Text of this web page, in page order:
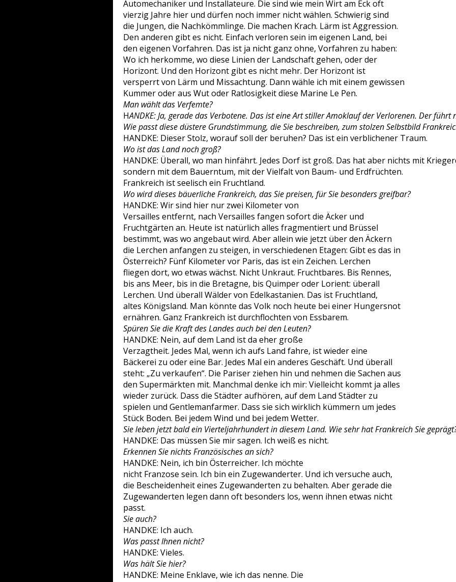
Automechaniker und Installateure. Die sind wie mein Wirt am Eck oft
vierzig Jahre hier und dürfen noch immer nicht wählen. Schwierig sind
die Jungen, die Nachkömmlinge. Die machen Krach. Lärm ist Aggression.
Den anderen gibt es nicht. Einfach verloren sein im eigenen Land, bei
den eigenen Vorfahren. Das ist ja nicht ganz ohne, Vorfahren zu haben:
Wo ich herkomme, wo diese Linien der Landschaft gehen, oder der
Horizont. Und den Horizont gibt es nicht mehr. Der Horizont ist
versperrt von Lärm und Missachtung. Dann wähle ich mit einem gewissen
Kummer oder aus Wut oder Ratlosigkeit diese Marine Le Pen.
Man wählt das Verfemte?
HANDKE: Ja, gerade das Verbotene. Das ist eine Art stiller Amoklauf der Verlorenen. Der führt
Wie passt diese düstere Grundstimmung, die Sie beschreiben, zum stolzen Selbstbild
HANDKE: Dieser Stolz, worauf soll der beruhen? Das ist ein verblichener Traum.
Wo ist das Land noch groß?
HANDKE: Überall, wo man hinfährt. Jedes Dorf ist groß. Das hat aber nichts mit
sondern mit dem Bauerntum, mit der Vielfalt von Baum- und Erdfrüchten.
Frankreich ist seelisch ein Fruchtland.
Wo wird dieses bäuerliche Frankreich, das Sie preisen, für Sie besonders greifbar?
HANDKE: Wir sind hier nur zwei Kilometer von
Versailles entfernt, nach Versailles fangen sofort die Äcker und
Fruchtgärten an. Heute ist natürlich alles fragmentiert und Brüssel
bestimmt, was wo angebaut wird. Aber allein wie jetzt über den Äckern
die Lerchen anfangen zu steigen, in verschiedenen Etagen: Gibt es das in
Österreich? Fünf Kilometer vor Paris, das ist ein Zeichen. Lerchen
fliegen dort, wo etwas wächst. Nicht Unkraut. Fruchtbares. Bis Rennes,
bis ans Meer, bis in die Bretagne, bis Quimper oder Lorient: überall
Lerchen. Und überall Wälder von Edelkastanien. Das ist Fruchtland,
altes Königsland. Man könnte das Volk noch heute bei einer Hungersnot
ernähren. Ganz Frankreich ist durchflochten von Essbarem.
Spüren Sie die Kraft des Landes auch bei den Leuten?
HANDKE: Nein, auf dem Land ist da eher große
Verzagtheit. Jedes Mal, wenn ich aufs Land fahre, ist wieder eine
Bäckerei zu oder eine Bar. Jedes Mal ein anderes Geschäft. Und überall
steht: „Zu verkaufen“. Die Pariser ziehen hin und nehmen die Sachen aus
den Supermärkten mit. Manchmal denke ich mir: Vielleicht kommt ja alles
wieder zurück. Dass die Städter aufhören, auf dem Land Städter zu
spielen und Gentlemanfarmer. Dass sie sich wirklich kümmern um jedes
Stück Boden. Bei jedem Wind und bei jedem Wetter.
Sie leben jetzt bald ein Vierteljahrhundert in diesem Land. Wie sehr hat Frankreich Sie
HANDKE: Das müssen Sie mir sagen. Ich weiß es nicht.
Erkennen Sie nichts Französisches an sich?
HANDKE: Nein, ich bin Österreicher. Ich möchte
nicht Franzose sein. Ich bin ein Zugewanderter. Und ich versuche auch,
die Bescheidenheit eines Zugewanderten zu behalten. Aber gerade die
Zugewanderten legen dann oft besonders los, wenn ihnen etwas nicht
passt.
Sie auch?
HANDKE: Ich auch.
Was passt Ihnen nicht?
HANDKE: Vieles.
Was hält Sie hier?
HANDKE: Meine Enklave, wie ich das nenne. Die